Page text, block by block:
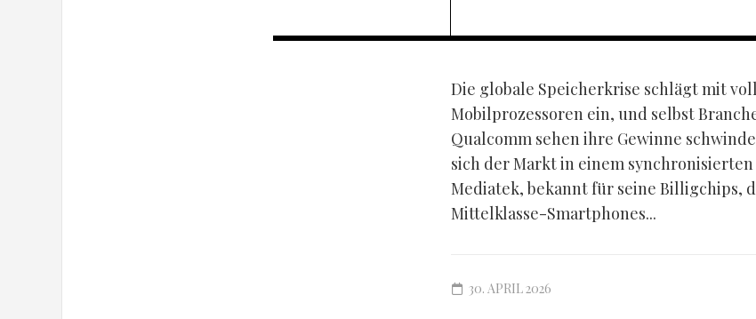
Die globale Speicherkrise schlägt mit
Mobilprozessoren ein, und selbst
Qualcomm sehen ihre Gewinne
sich der Markt in einem synchronisierten
Mediatek, bekannt für seine Billigchips,
Mittelklasse-Smartphones...
30. APRIL 2026